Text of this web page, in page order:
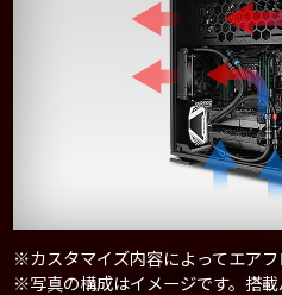
※カスタマイズ内容によってエアフ
※写真の構成はイメージです。搭